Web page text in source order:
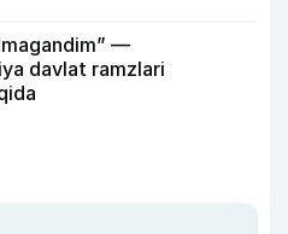
—
davlat ramzlari